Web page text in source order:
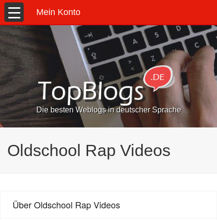
Mein Konto
Die besten Weblogs in deutscher Sprache
Oldschool Rap Videos
Über Oldschool Rap Videos